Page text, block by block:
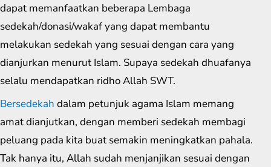
dapat memanfaatkan beberapa Lembaga
sedekah/donasi/wakaf yang dapat membantu
melakukan sedekah yang sesuai dengan cara yang
dianjurkan menurut Islam. Supaya sedekah dhuafanya
selalu mendapatkan ridho Allah SWT.
Bersedekah dalam petunjuk agama Islam memang
amat dianjutkan, dengan memberi sedekah membagi
peluang pada kita buat semakin meningkatkan pahala.
Tak hanya itu, Allah sudah menjanjikan sesuai dengan